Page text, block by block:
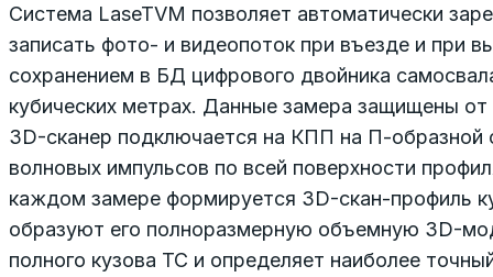
Система LaseTVM позволяет автоматически
записать фото- и видеопоток при въезде и при
сохранением в БД цифрового двойника
кубических метрах. Данные замера защищены
3D-сканер подключается на КПП на П-
волновых импульсов по всей поверхности
каждом замере формируется 3D-скан-профиль
образуют его полноразмерную объемную 3D-
полного кузова ТС и определяет наиболее